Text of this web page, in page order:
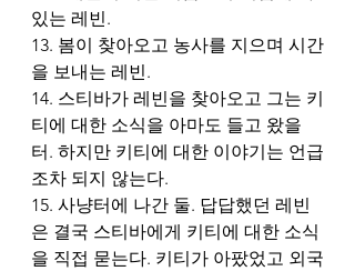
있는 레빈.
13. 봄이 찾아오고 농사를 지으며 시간
을 보내는 레빈.
14. 스티바가 레빈을 찾아오고 그는 키
티에 대한 소식을 아마도 들고 왔을
터. 하지만 키티에 대한 이야기는 언급
조차 되지 않는다.
15. 사냥터에 나간 둘. 답답했던 레빈
은 결국 스티바에게 키티에 대한 소식
을 직접 묻는다. 키티가 아팠었고 외국